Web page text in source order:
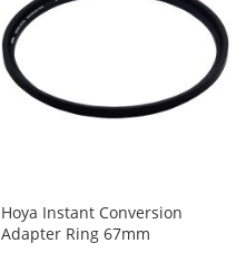
Hoya Instant Conversion
Adapter Ring 67mm